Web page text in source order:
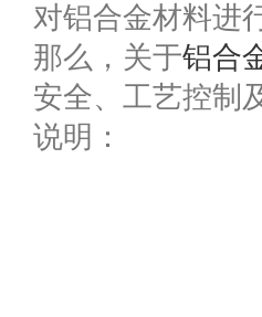
对铝合金材料进
那么，关于铝合
安全、工艺控制
说明：